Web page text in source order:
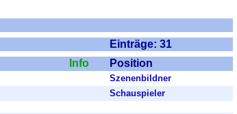
Einträge: 31
Info Position
Szenenbildner
Schauspieler